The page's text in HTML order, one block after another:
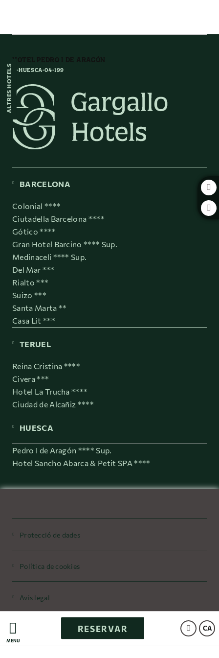
MENÚ
CA
RESERVAR
HOTEL PEDRO I DE ARAGÓN
H-HUESCA-04-199
BARCELONA
Colonial ****
Ciutadella Barcelona ****
Gótico ****
Gran Hotel Barcino **** Sup.
Medinaceli **** Sup.
Del Mar ***
Rialto ***
Suizo ***
Santa Marta **
Casa Lit ***
TERUEL
Reina Cristina ****
Civera ***
Hotel La Trucha ****
Ciudad de Alcañiz ****
HUESCA
Pedro I de Aragón **** Sup.
Hotel Sancho Abarca & Petit SPA ****
Protecció de dades
Política de cookies
Avis legal
ALTRES HOTELS